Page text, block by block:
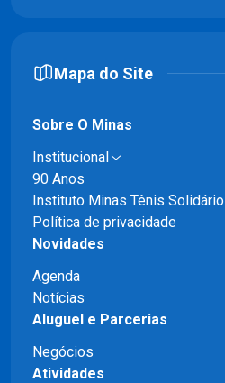
Mapa do Site
Sobre O Minas
Institucional
90 Anos
Instituto Minas Tênis Solidário
Política de privacidade
Novidades
Agenda
Notícias
Aluguel e Parcerias
Negócios
Atividades